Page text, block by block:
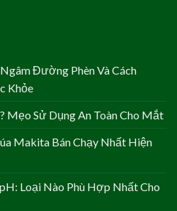
Đường Phèn Và Cách
Khỏe
Mẹo Sử Dụng An Toàn Cho Mắt
Makita Bán Chạy Nhất Hiện
Loại Nào Phù Hợp Nhất Cho